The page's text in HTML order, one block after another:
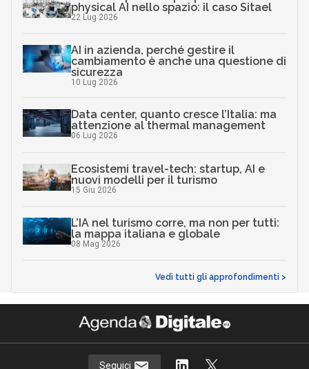
physical AI nello spazio: il caso Sitael
22 Lug 2026
AI in azienda, perché gestire il
cambiamento è anche una questione di
sicurezza
10 Lug 2026
Data center, quanto cresce l’Italia: ma
attenzione al thermal management
06 Lug 2026
Ecosistemi travel-tech: startup, AI e
nuovi modelli per il turismo
15 Giu 2026
L’IA nel turismo corre, ma non per tutti:
la mappa italiana e globale
08 Mag 2026
Vedi tutti gli approfondimenti >
Seguici